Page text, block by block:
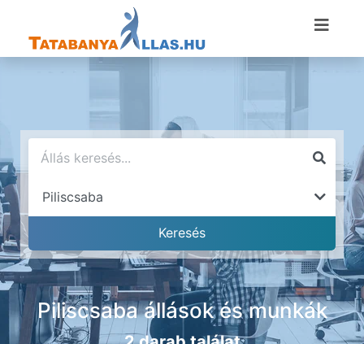
Piliscsaba állások és munkák